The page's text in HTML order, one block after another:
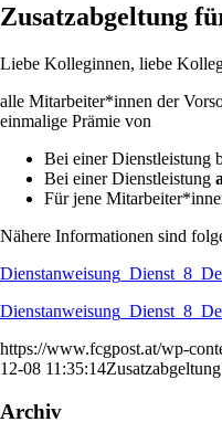
Zusatzabgeltung
Liebe Kolleginnen, liebe
alle Mitarbeiter*innen der
einmalige Prämie von
Bei einer Dienstleistung
Bei einer Dienstleistung
Für jene
Nähere Informationen sind
https://www.fcgpost.at/wp-
12-08 11:35:14
Archiv